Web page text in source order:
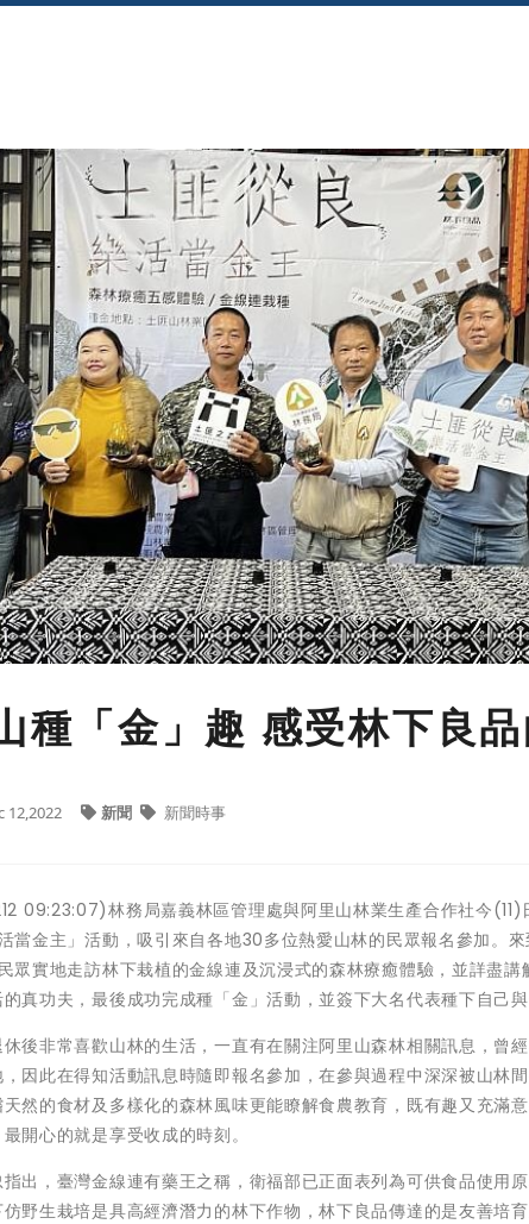
種「金」趣 感受林下良
12,2022 新聞 新聞時事
09:23:07)林務局嘉義林區管理處與阿里山林業生產合作社今(11)
當金主」活動，吸引來自各地30多位熱愛山林的民眾報名參加。
眾實地走訪林下栽植的金線連及沉浸式的森林療癒體驗，並詳盡
真功夫，最後成功完成種「金」活動，並簽下大名代表種下自己與
後非常喜歡山林的生活，一直有在關注阿里山森林相關訊息，曾
因此在得知活動訊息時隨即報名參加，在參與過程中深深被山林
然的食材及多樣化的森林風味更能瞭解食農教育，既有趣又充滿
開心的就是享受收成的時刻。
出，臺灣金線連有藥王之稱，衛福部已正面表列為可供食品使用
野生栽培是具高經濟潛力的林下作物，林下良品傳達的是友善培